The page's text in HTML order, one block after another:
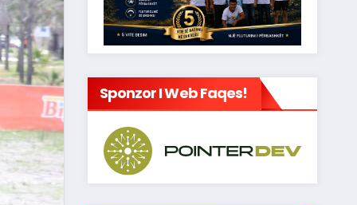
Sponzor I Web Faqes!